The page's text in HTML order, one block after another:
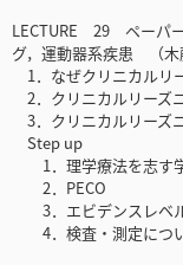
LECTURE 29 ペーパ
グ，運動器系疾患 （木
1．なぜクリニカルリ
2．クリニカルリーズ
3．クリニカルリーズ
Step up
1．理学療法を志す
2．PECO
3．エビデンスレベ
4．検査・測定につ